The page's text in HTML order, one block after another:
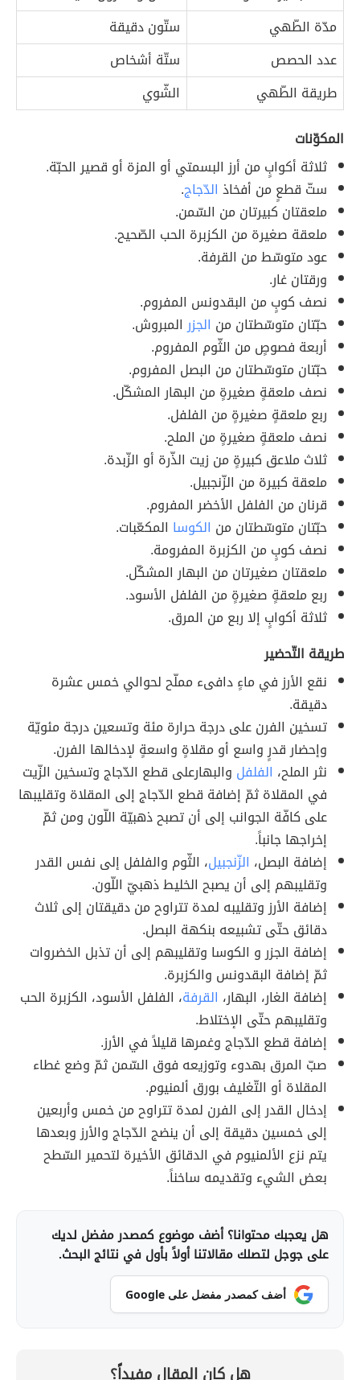
مدّة الطّهي
ستّون دقيقة
عدد الحصص
ستّة أشخاص
طريقة الطّهي
الشّوي
المكوّنات
ثلاثة أكوابٍ من أرز البسمتي أو المزة أو قصير الحبّة.
ستّ قطعٍ من أفخاذ الدّجاج.
ملعقتان كبيرتان من السّمن.
ملعقة صغيرة من الكزبرة الحب الصّحيح.
عود متوسّط من القرفة.
ورقتان غار.
نصف كوبٍ من البقدونس المفروم.
حبّتان متوسّطتان من الجزرالمبروش.
أربعة فصوصٍ من الثّوم المفروم.
حبّتان متوسّطتان من البصل المفروم.
نصف ملعقةٍ صغيرةٍ من البهار المشكّل.
ربع ملعقةٍ صغيرةٍ من الفلفل.
نصف ملعقةٍ صغيرةٍ من الملح.
ثلاث ملاعق كبيرةٍ من زيت الذّرة أو الزّبدة.
ملعقة كبيرة من الزّنجبيل.
قرنان من الفلفل الأخضر المفروم.
حبّتان متوسّطتان من الكوسا المكعّبات.
نصف كوبٍ من الكزبرة المفرومة.
ملعقتان صغيرتان من البهار المشكّل.
ربع ملعقةٍ صغيرةٍ من الفلفل الأسود.
ثلاثة أكوابٍ إلا ربع من المرق.
طريقة التّحضير
نقع الأرز في ماءٍ دافىء مملّح لحوالي خمس عشرة
دقيقة.
تسخين الفرن على درجة حرارة مئة وتسعين درجة مئويّة
وإحضار قدرٍ واسع أو مقلاةٍ واسعةٍ لإدخالها الفرن.
نثر الملح، الفلفل والبهارعلى قطع الدّجاج وتسخين الزّيت
في المقلاة ثمّ إضافة قطع الدّجاج إلى المقلاة وتقليبها
على كافّة الجوانب إلى أن تصبح ذهبيّة اللّون ومن ثمّ
إخراجها جانباً.
إضافة البصل، الزّنجبيل، الثّوم والفلفل إلى نفس القدر
وتقليبهم إلى أن يصبح الخليط ذهبيّ اللّون.
إضافة الأرز وتقليبه لمدة تتراوح من دقيقتان إلى ثلاث
دقائق حتّى تشبيعه بنكهة البصل.
إضافة الجزر و الكوسا وتقليبهم إلى أن تذبل الخضروات
ثمّ إضافة البقدونس والكزبرة.
إضافة الغار، البهار، القرفة، الفلفل الأسود، الكزبرة الحب
وتقليبهم حتّى الإختلاط.
إضافة قطع الدّجاج وغمرها قليلاً في الأرز.
صبّ المرق بهدوء وتوزيعه فوق السّمن ثمّ وضع غطاء
المقلاة أو التّغليف بورق ألمنيوم.
إدخال القدر إلى الفرن لمدة تتراوح من خمس وأربعين
إلى خمسين دقيقة إلى أن ينضج الدّجاج والأرز وبعدها
يتم نزع الألمنيوم في الدقائق الأخيرة لتحمير السّطح
بعض الشيء وتقديمه ساخناً.
هل يعجبك محتوانا؟ أضف موضوع كمصدر مفضل لديك
على جوجل لتصلك مقالاتنا أولاً بأول في نتائج البحث.
أضف كمصدر مفضل على Google